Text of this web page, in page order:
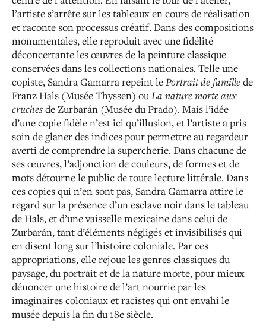
l’artiste s’arrête sur les tableaux en cours de réalisation
et raconte son processus créatif. Dans des compositions
monumentales, elle reproduit avec une fidélité
déconcertante les œuvres de la peinture classique
conservées dans les collections nationales. Telle une
copiste, Sandra Gamarra repeint lePortrait de famillede
Franz Hals (Musée Thyssen) ouLa nature morte aux
cruchesde Zurbarán (Musée du Prado). Mais l’idée
d’une copie fidèle n’est ici qu’illusion, et l’artiste a pris
soin de glaner des indices pour permettre au regardeur
averti de comprendre la supercherie. Dans chacune de
ses œuvres, l’adjonction de couleurs, de formes et de
mots détourne le public de toute lecture littérale. Dans
ces copies qui n’en sont pas, Sandra Gamarra attire le
regard sur la présence d’un esclave noir dans le tableau
de Hals, et d’une vaisselle mexicaine dans celui de
Zurbarán, tant d’éléments négligés et invisibilisés qui
en disent long sur l’histoire coloniale. Par ces
appropriations, elle rejoue les genres classiques du
paysage, du portrait et de la nature morte, pour mieux
dénoncer une histoire de l’art nourrie par les
imaginaires coloniaux et racistes qui ont envahi le
musée depuis la fin du 18e siècle.